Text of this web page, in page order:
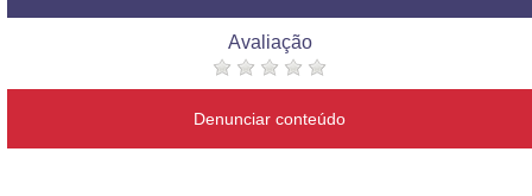
Avaliação
Denunciar conteúdo